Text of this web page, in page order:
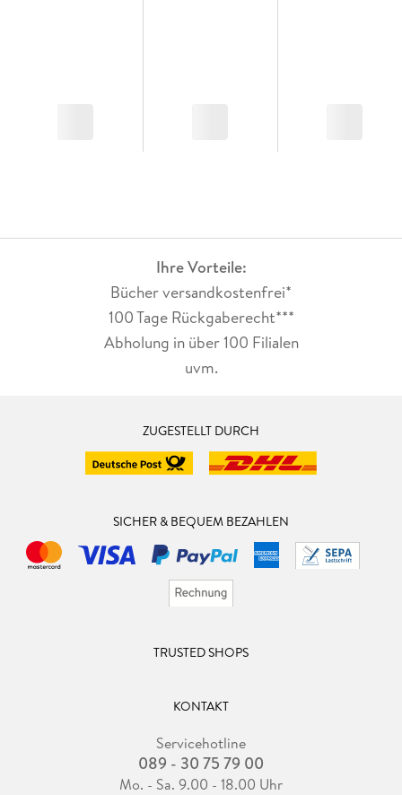
Ihre Vorteile:
Bücher versandkostenfrei*
100 Tage Rückgaberecht***
Abholung in über 100 Filialen
uvm.
ZUGESTELLT DURCH
SICHER & BEQUEM BEZAHLEN
TRUSTED SHOPS
KONTAKT
Servicehotline
089 - 30 75 79 00
Mo. - Sa. 9.00 - 18.00 Uhr